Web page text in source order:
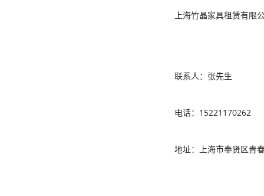
上海竹晶家具租赁有限
联系人：张先生
电话：15221170262
地址：上海市奉贤区青